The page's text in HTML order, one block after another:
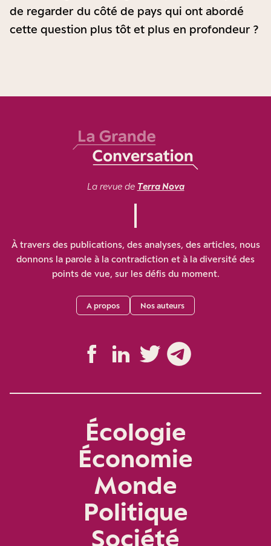
de regarder du côté de pays qui ont abordé
cette question plus tôt et plus en profondeur ?
La revue de Terra Nova
À travers des publications, des analyses, des articles, nous
donnons la parole à la contradiction et à la diversité des
points de vue, sur les défis du moment.
A propos Nos auteurs
Écologie
Économie
Monde
Politique
Société